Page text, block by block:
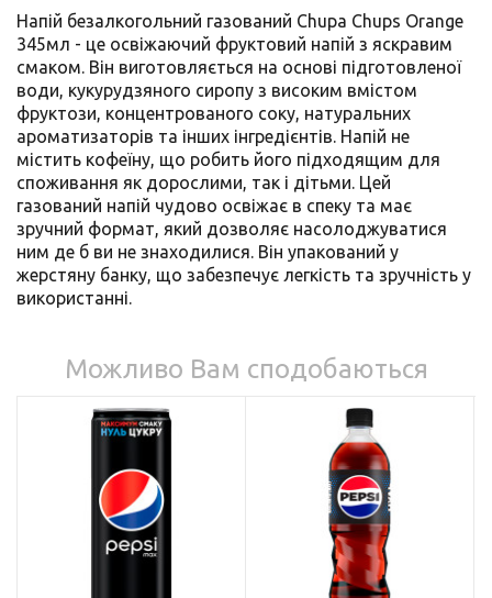
Напій безалкогольний газований Chupa Chups Orange
345мл - це освіжаючий фруктовий напій з яскравим
смаком. Він виготовляється на основі підготовленої
води, кукурудзяного сиропу з високим вмістом
фруктози, концентрованого соку, натуральних
ароматизаторів та інших інгредієнтів. Напій не
містить кофеїну, що робить його підходящим для
споживання як дорослими, так і дітьми. Цей
газований напій чудово освіжає в спеку та має
зручний формат, який дозволяє насолоджуватися
ним де б ви не знаходилися. Він упакований у
жерстяну банку, що забезпечує легкість та зручність у
використанні.
Можливо Вам сподобаються